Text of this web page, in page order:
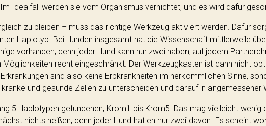
Idealfall werden sie vom Organismus vernichtet, und es wird dafür
zu bleiben – muss das richtige Werkzeug aktiviert werden. Dafür
Haplotyp. Bei Hunden insgesamt hat die Wissenschaft mittlerweile
vorhanden, denn jeder Hund kann nur zwei haben, auf jedem
recht eingeschränkt. Der Werkzeugkasten ist dann nicht
sind also keine Erbkrankheiten im herkömmlichen Sinne,
und gesunde Zellen zu unterscheiden und darauf in angemessener
5 Haplotypen gefundenen, Krom1 bis Krom5. Das mag vielleicht
nichts heißen, denn jeder Hund hat eh nur zwei davon. Es scheint